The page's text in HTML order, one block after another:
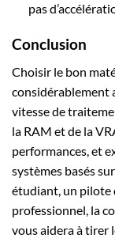
pas
Conclusion
Choisir le bon
vitesse de
la RAM et de la
performances, et
systèmes basés
étudiant, un pilote
professionnel, la
vous aidera à tirer